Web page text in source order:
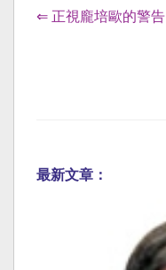
⇐ 正視龐培歐的警告
最新文章：